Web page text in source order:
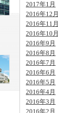
2017年1月
2016年12月
2016年11月
2016年10月
2016年9月
2016年8月
2016年7月
2016年6月
2016年5月
2016年4月
2016年3月
2016年2月